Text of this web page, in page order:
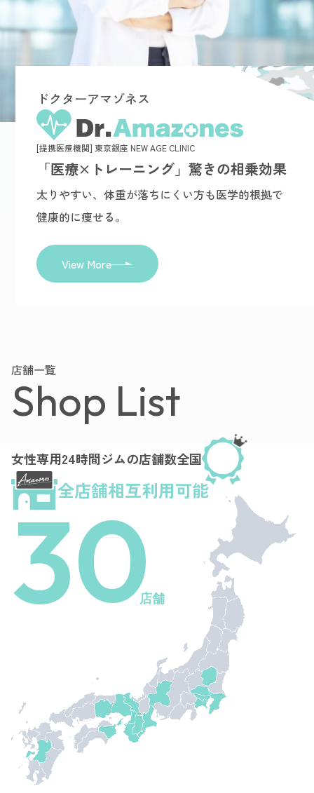
ドクターアマゾネス
[提携医療機関] 東京銀座 NEW AGE CLINIC
「医療×トレーニング」驚きの相乗効果
太りやすい、体重が落ちにくい方も医学的根拠で
健康的に痩せる。
View More
店舗一覧
Shop List
全店舗相互利用可能
女性専用24時間ジムの店舗数全国
30店舗